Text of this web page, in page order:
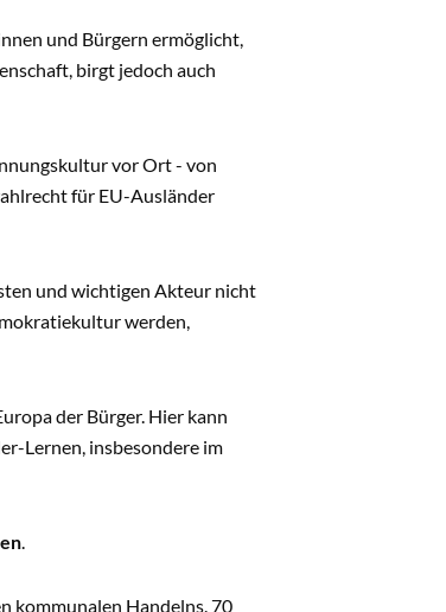
und Bürgern ermöglicht,
birgt jedoch auch
vor Ort - von
für EU-Ausländer
und wichtigen Akteur nicht
werden,
der Bürger. Hier kann
Lernen, insbesondere im
.
kommunalen Handelns. 70